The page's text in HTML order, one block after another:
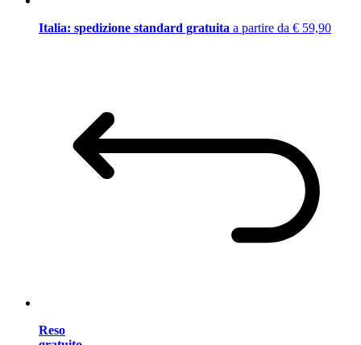
Italia: spedizione standard gratuita a partire da € 59,90
Reso